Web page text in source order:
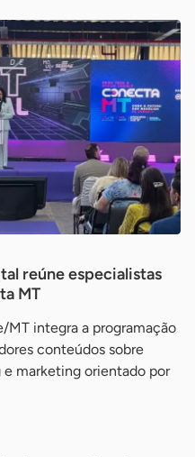
reúne especialistas
MT
MT integra a programação
conteúdos sobre
marketing orientado por